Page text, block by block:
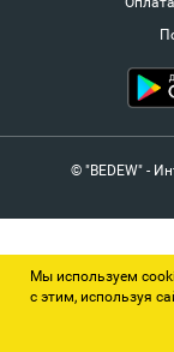
© "BEDEW" -
Мы используем
с этим, используя